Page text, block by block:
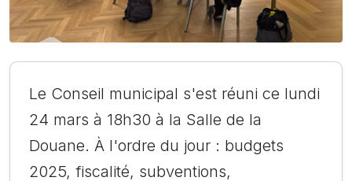
Le Conseil municipal s'est réuni ce lundi
24 mars à 18h30 à la Salle de la
Douane. À l'ordre du jour : budgets
2025, fiscalité, subventions,